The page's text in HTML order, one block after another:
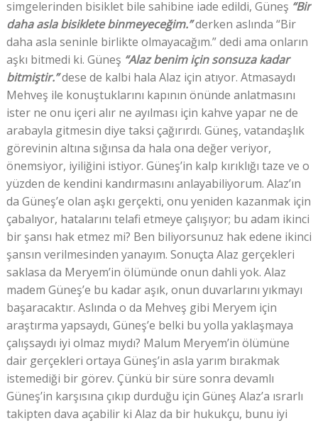
simgelerinden bisiklet bile sahibine iade edildi, Güneş “Bir
daha asla bisiklete binmeyeceğim.”derken aslında “Bir
daha asla seninle birlikte olmayacağım.” dedi ama onların
aşkı bitmedi ki. Güneş “Alaz benim için sonsuza kadar
bitmiştir.”dese de kalbi hala Alaz için atıyor. Atmasaydı
Mehveş ile konuştuklarını kapının önünde anlatmasını
ister ne onu içeri alır ne ayılması için kahve yapar ne de
arabayla gitmesin diye taksi çağırırdı. Güneş, vatandaşlık
görevinin altına sığınsa da hala ona değer veriyor,
önemsiyor, iyiliğini istiyor. Güneş’in kalp kırıklığı taze ve o
yüzden de kendini kandırmasını anlayabiliyorum. Alaz’ın
da Güneş’e olan aşkı gerçekti, onu yeniden kazanmak için
çabalıyor, hatalarını telafi etmeye çalışıyor; bu adam ikinci
bir şansı hak etmez mi? Ben biliyorsunuz hak edene ikinci
şansın verilmesinden yanayım. Sonuçta Alaz gerçekleri
saklasa da Meryem’in ölümünde onun dahli yok. Alaz
madem Güneş’e bu kadar aşık, onun duvarlarını yıkmayı
başaracaktır. Aslında o da Mehveş gibi Meryem için
araştırma yapsaydı, Güneş’e belki bu yolla yaklaşmaya
çalışsaydı iyi olmaz mıydı? Malum Meryem’in ölümüne
dair gerçekleri ortaya Güneş’in asla yarım bırakmak
istemediği bir görev. Çünkü bir süre sonra devamlı
Güneş’in karşısına çıkıp durduğu için Güneş Alaz’a ısrarlı
takipten dava açabilir ki Alaz da bir hukukçu, bunu iyi